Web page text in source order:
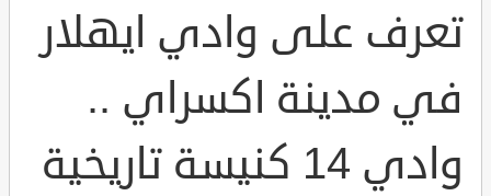
تعرف على وادي ايهلار
في مدينة اكسراي ..
وادي 14 كنيسة تاريخية